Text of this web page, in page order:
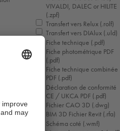
VIVALDI, DALEC or HILITE
(.zpf)
Transfert vers Relux (.rolf)
Transfert vers DIAlux (.uld)
Fiche technique (.pdf)
Fiche photométrique PDF
(.pdf)
Fiche technique combinée
PDF (.pdf)
Déclaration de conformité
CE / UKCA PDF (.pdf)
Fichier CAO 3D (.dwg)
BIM 3D Fichier Revit (.rfa)
Schéma coté (.wmf)